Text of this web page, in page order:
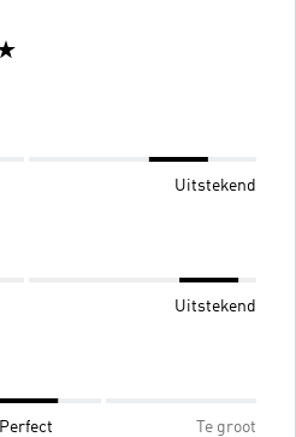
Uitstekend
Uitstekend
Perfect Te groot